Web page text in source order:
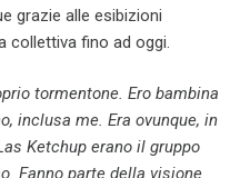
grazie alle esibizioni
collettiva fino ad oggi.
tormentone. Ero bambina
inclusa me. Era ovunque, in
Ketchup erano il gruppo
Fanno parte della visione